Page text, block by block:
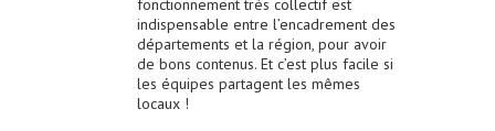
fonctionnement très collectif est
indispensable entre l’encadrement des
départements et la région, pour avoir
de bons contenus. Et c’est plus facile si
les équipes partagent les mêmes
locaux !